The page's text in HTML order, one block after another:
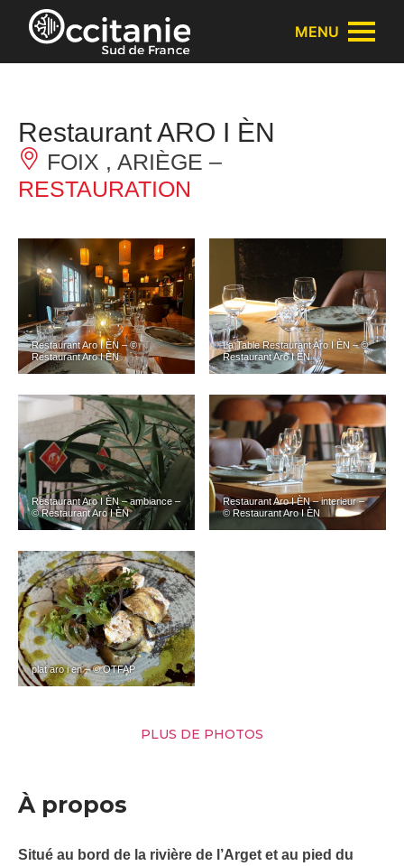
Panneau de gestion des cookies
MENU
Restaurant ARO I ÈN
FOIX , ARIÈGE –
RESTAURATION
Restaurant Aro I ÈN – ©
Restaurant Aro I ÈN
La Table Restaurant Aro I ÈN – ©
Restaurant Aro I ÈN
Restaurant Aro I ÈN – ambiance –
© Restaurant Aro I ÈN
Restaurant Aro I ÈN – interieur –
© Restaurant Aro I ÈN
plat aro i en – © OTFAP
PLUS DE PHOTOS
À propos
Situé au bord de la rivière de l’Arget et au pied du